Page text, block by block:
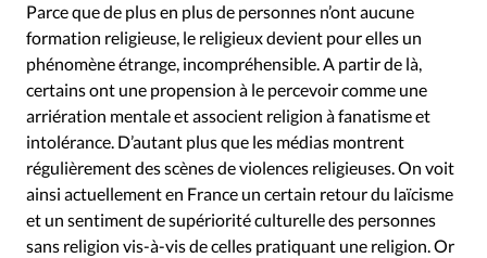
Parce que de plus en plus de personnes n’ont aucune
formation religieuse, le religieux devient pour elles un
phénomène étrange, incompréhensible. A partir de là,
certains ont une propension à le percevoir comme une
arriération mentale et associent religion à fanatisme et
intolérance. D’autant plus que les médias montrent
régulièrement des scènes de violences religieuses. On voit
ainsi actuellement en France un certain retour du laïcisme
et un sentiment de supériorité culturelle des personnes
sans religion vis-à-vis de celles pratiquant une religion. Or